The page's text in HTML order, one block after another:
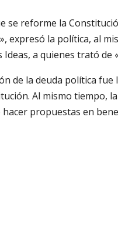
se reforme la
expresó la política, al
a quienes trató de
de la deuda política
Al mismo tiempo,
propuestas en